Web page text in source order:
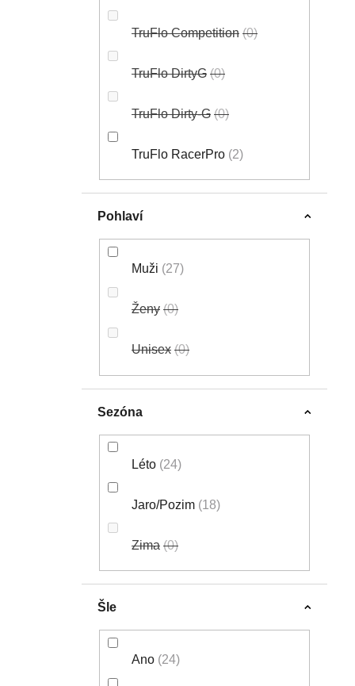
TruFlo Competition 0
TruFlo DirtyG 0
TruFlo Dirty-G 0
TruFlo RacerPro 2
Pohlaví
Muži 27
Ženy 0
Unisex 0
Sezóna
Léto 24
Jaro/Pozim 18
Zima 0
Šle
Ano 24